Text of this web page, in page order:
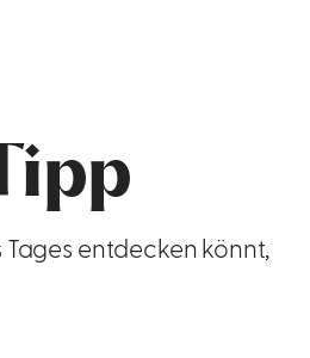
entdecken könnt,